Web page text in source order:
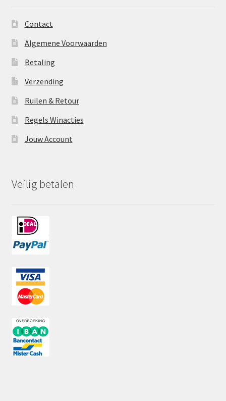
Contact
Algemene Voorwaarden
Betaling
Verzending
Ruilen & Retour
Regels Winacties
Jouw Account
Veilig betalen